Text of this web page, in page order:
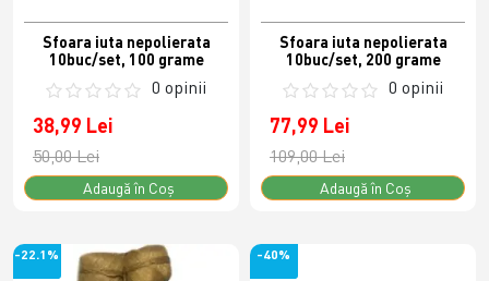
Sfoara iuta nepolierata
10buc/set, 100 grame
0 opinii
38,99 Lei
50,00 Lei
Adaugă în Coş
Sfoara iuta nepolierata
10buc/set, 200 grame
0 opinii
77,99 Lei
109,00 Lei
Adaugă în Coş
-22.1% -40%